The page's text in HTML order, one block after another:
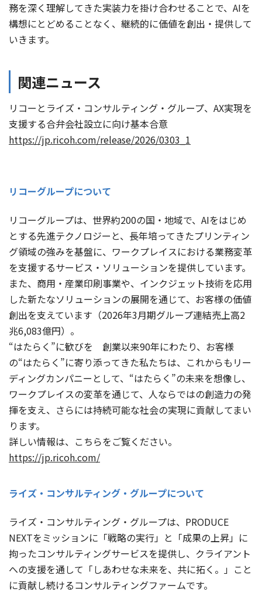
務を深く理解してきた実装力を掛け合わせることで、AIを
構想にとどめることなく、継続的に価値を創出・提供して
いきます。
関連ニュース
リコーとライズ・コンサルティング・グループ、AX実現を
支援する合弁会社設立に向け基本合意
https://jp.ricoh.com/release/2026/0303_1
リコーグループについて
リコーグループは、世界約200の国・地域で、AIをはじめ
とする先進テクノロジーと、長年培ってきたプリンティン
グ領域の強みを基盤に、ワークプレイスにおける業務変革
を支援するサービス・ソリューションを提供しています。
また、商用・産業印刷事業や、インクジェット技術を応用
した新たなソリューションの展開を通じて、お客様の価値
創出を支えています（2026年3月期グループ連結売上高2
兆6,083億円）。
“はたらく”に歓びを 創業以来90年にわたり、お客様
の“はたらく”に寄り添ってきた私たちは、これからもリー
ディングカンパニーとして、“はたらく”の未来を想像し、
ワークプレイスの変革を通じて、人ならではの創造力の発
揮を支え、さらには持続可能な社会の実現に貢献してまい
ります。
詳しい情報は、こちらをご覧ください。
https://jp.ricoh.com/
ライズ・コンサルティング・グループについて
ライズ・コンサルティング・グループは、PRODUCE
NEXTをミッションに「戦略の実行」と「成果の上昇」に
拘ったコンサルティングサービスを提供し、クライアント
への支援を通して「しあわせな未来を、共に拓く。」こと
に貢献し続けるコンサルティングファームです。